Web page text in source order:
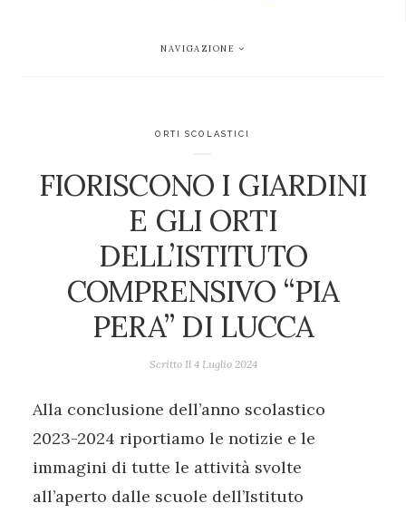
NAVIGAZIONE
ORTI SCOLASTICI
FIORISCONO I GIARDINI
E GLI ORTI
DELL’ISTITUTO
COMPRENSIVO “PIA
PERA” DI LUCCA
Scritto Il 4 Luglio 2024
Alla conclusione dell’anno scolastico
2023-2024 riportiamo le notizie e le
immagini di tutte le attività svolte
all’aperto dalle scuole dell’Istituto